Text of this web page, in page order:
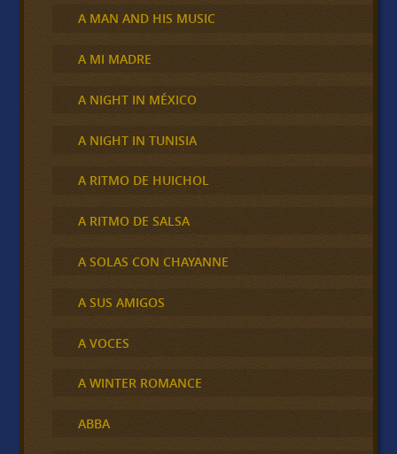
A MAN AND HIS MUSIC
A MI MADRE
A NIGHT IN MÉXICO
A NIGHT IN TUNISIA
A RITMO DE HUICHOL
A RITMO DE SALSA
A SOLAS CON CHAYANNE
A SUS AMIGOS
A VOCES
A WINTER ROMANCE
ABBA